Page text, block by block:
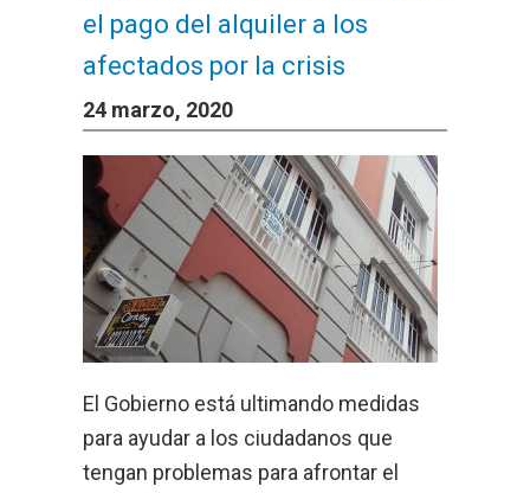
el pago del alquiler a los
afectados por la crisis
24 marzo, 2020
El Gobierno está ultimando medidas
para ayudar a los ciudadanos que
tengan problemas para afrontar el